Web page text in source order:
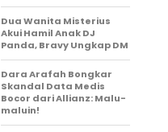
Dua Wanita Misterius
Akui Hamil Anak DJ
Panda, Bravy Ungkap DM
Dara Arafah Bongkar
Skandal Data Medis
Bocor dari Allianz: Malu-
maluin!